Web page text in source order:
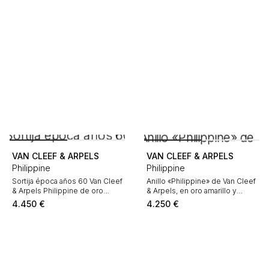
VAN CLEEF & ARPELS
Philippine
Sortija época años 60 Van Cleef
& Arpels Philippine de oro
amarillo, ónix y diamantes
4.450 €
VAN CLEEF & ARPELS
Philippine
Anillo «Philippine» de Van Cleef
& Arpels, en oro amarillo y
diamantes
4.250 €